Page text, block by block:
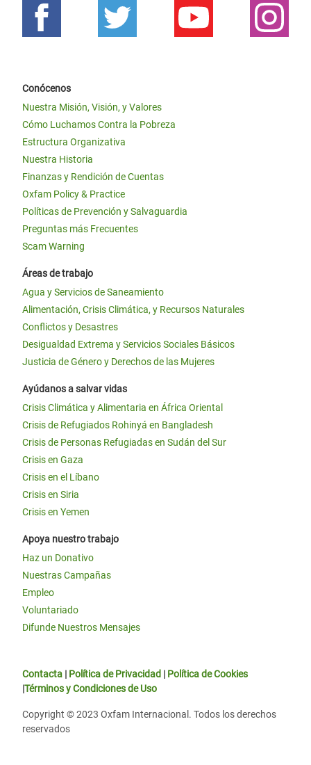
Conócenos
Nuestra Misión, Visión, y Valores
Cómo Luchamos Contra la Pobreza
Estructura Organizativa
Nuestra Historia
Finanzas y Rendición de Cuentas
Oxfam Policy & Practice
Políticas de Prevención y Salvaguardia
Preguntas más Frecuentes
Scam Warning
Áreas de trabajo
Agua y Servicios de Saneamiento
Alimentación, Crisis Climática, y Recursos Naturales
Conflictos y Desastres
Desigualdad Extrema y Servicios Sociales Básicos
Justicia de Género y Derechos de las Mujeres
Ayúdanos a salvar vidas
Crisis Climática y Alimentaria en África Oriental
Crisis de Refugiados Rohinyá en Bangladesh
Crisis de Personas Refugiadas en Sudán del Sur
Crisis en Gaza
Crisis en el Líbano
Crisis en Siria
Crisis en Yemen
Apoya nuestro trabajo
Haz un Donativo
Nuestras Campañas
Empleo
Voluntariado
Difunde Nuestros Mensajes
Contacta | Política de Privacidad | Política de Cookies
|Términos y Condiciones de Uso
Copyright © 2023 Oxfam Internacional. Todos los derechos
reservados